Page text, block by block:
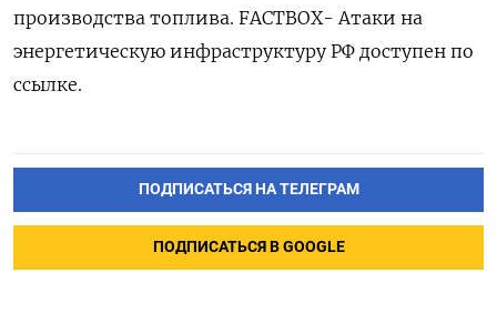
производства ‌топлива. FACTBOX- Атаки на
энергетическую инфраструктуру РФ доступен по
ссылке.
ПОДПИСАТЬСЯ НА ТЕЛЕГРАМ
ПОДПИСАТЬСЯ В GOOGLE